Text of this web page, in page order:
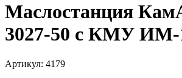
Маслостанция
3027-50 с КМУ ИМ-
Артикул: 4179